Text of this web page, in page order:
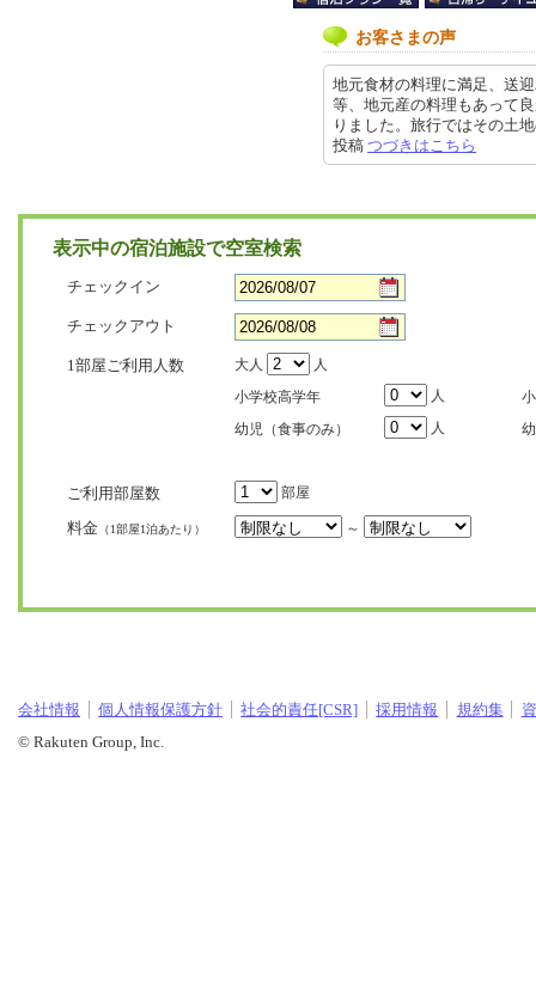
お客さまの声
地元食材の料理に満足、送
等、地元産の料理もあって
りました。旅行ではその土
投稿 つづきはこちら
表示中の宿泊施設で空室検索
チェックイン
チェックアウト
1部屋ご利用人数 大人
人
小学校高学年
人
幼児（食事のみ）
人
ご利用部屋数 部屋
料金 （1部屋1泊あたり） ～
会社情報 個人情報保護方針 社会的責任[CSR] 採用情報 規約集
© Rakuten Group, Inc.